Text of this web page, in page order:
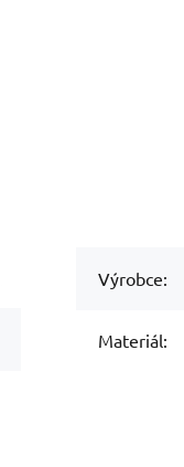
Výrobce:
Materiál: